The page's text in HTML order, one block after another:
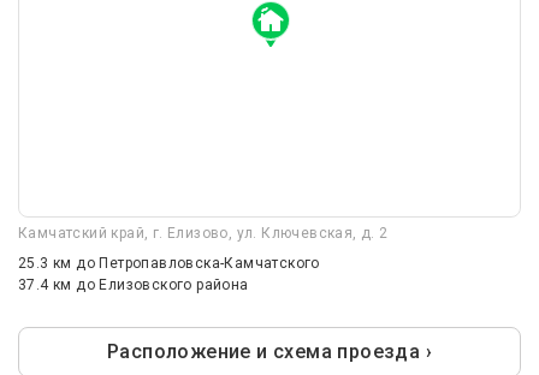
Камчатский край, г. Елизово, ул. Ключевская, д. 2
25.3 кмдо Петропавловска-Камчатского
37.4 кмдо Елизовского района
Расположение и схема проезда ›